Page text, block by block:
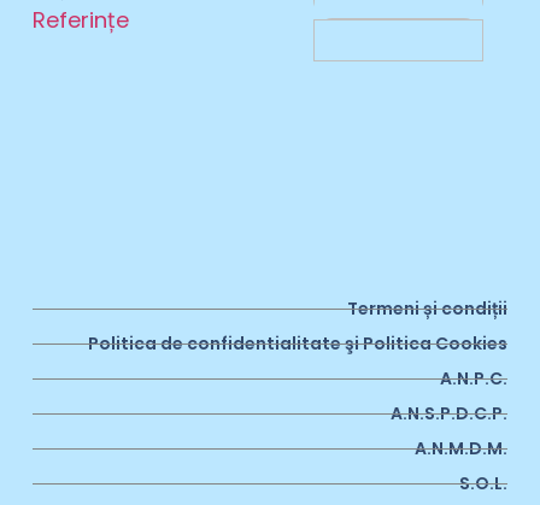
Referințe
Termeni și condiții
Politica de confidentialitate şi Politica Cookies
A.N.P.C.
A.N.S.P.D.C.P.
A.N.M.D.M.
S.O.L.